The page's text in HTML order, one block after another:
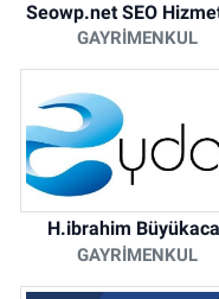
Seowp.net SEO
GAYRIMENKUL
H.ibrahim
GAYRIMENKUL